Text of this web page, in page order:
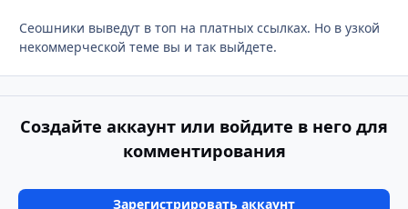
Сеошники выведут в топ на платных ссылках. Но в узкой
некоммерческой теме вы и так выйдете.
Создайте аккаунт или войдите в него для
комментирования
Зарегистрировать аккаунт